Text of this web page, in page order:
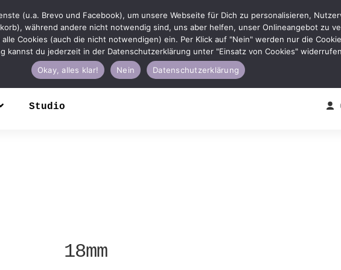
Studio
18mm
(u.a. Brevo und Facebook), um unsere Webseite für Dich zu personalisieren,
während andere nicht notwendig sind, uns aber helfen, unser Onlineangebot zu
Cookies (auch die nicht notwendigen) ein. Per Klick auf "Nein" werden nur die
kannst du jederzeit in der Datenschutzerklärung unter "Einsatz von Cookies"
Okay, alles klar!
Nein Datenschutzerklärung